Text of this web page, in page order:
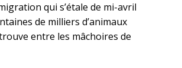
qui s’étale de mi-avril
de milliers d’animaux
entre les mâchoires de